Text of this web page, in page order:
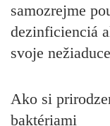
samozrejme
dezinficienciá
svoje
Ako si
baktériami